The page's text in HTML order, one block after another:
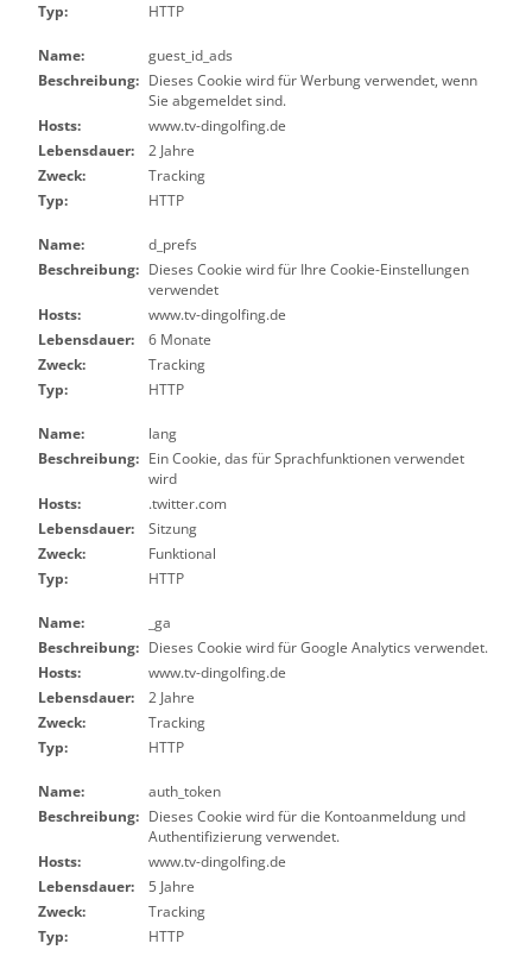
Typ:
HTTP
Name:
guest_id_ads
Beschreibung: Dieses Cookie wird für Werbung verwendet, wenn
Sie abgemeldet sind.
Hosts:
www.tv-dingolfing.de
Lebensdauer:
2 Jahre
Zweck:
Tracking
Typ:
HTTP
Name:
d_prefs
Beschreibung: Dieses Cookie wird für Ihre Cookie-Einstellungen
verwendet
Hosts:
www.tv-dingolfing.de
Lebensdauer:
6 Monate
Zweck:
Tracking
Typ:
HTTP
Name:
lang
Beschreibung: Ein Cookie, das für Sprachfunktionen verwendet
wird
Hosts:
.twitter.com
Lebensdauer:
Sitzung
Zweck:
Funktional
Typ:
HTTP
Name:
_ga
Beschreibung: Dieses Cookie wird für Google Analytics verwendet.
Hosts:
www.tv-dingolfing.de
Lebensdauer:
2 Jahre
Zweck:
Tracking
Typ:
HTTP
Name:
auth_token
Beschreibung: Dieses Cookie wird für die Kontoanmeldung und
Authentifizierung verwendet.
Hosts:
www.tv-dingolfing.de
Lebensdauer:
5 Jahre
Zweck:
Tracking
Typ:
HTTP